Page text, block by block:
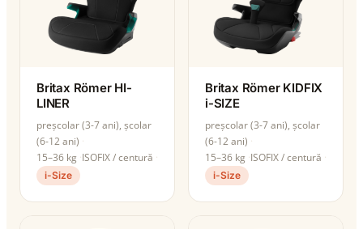
Britax Römer HI-
LINER
preșcolar (3-7 ani), școlar
(6-12 ani)
15–36 kg ISOFIX / centură
i-Size
Britax Römer KIDFIX
i-SIZE
preșcolar (3-7 ani), școlar
(6-12 ani)
15–36 kg ISOFIX / centură
i-Size